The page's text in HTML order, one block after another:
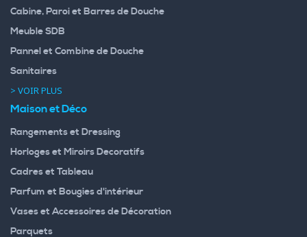
Cabine, Paroi et Barres de Douche
Meuble SDB
Pannel et Combine de Douche
Sanitaires
> VOIR PLUS
Maison et Déco
Rangements et Dressing
Horloges et Miroirs Decoratifs
Cadres et Tableau
Parfum et Bougies d'intérieur
Vases et Accessoires de Décoration
Parquets